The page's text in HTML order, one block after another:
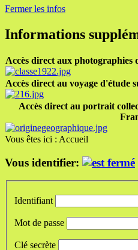
Fermer les infos
Informations
Accès direct aux photographies
Accès direct au voyage d'étude
Accès direct au portrait
Vous êtes ici : Accueil
Vous identifier:
Identifiant
Mot de passe
Clé secrète